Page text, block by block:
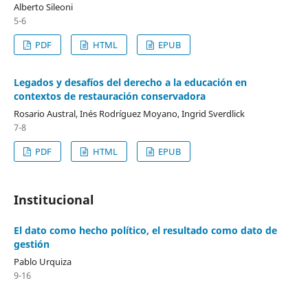
Alberto Sileoni
5-6
PDF
HTML EPUB
Legados y desafíos del derecho a la educación en
contextos de restauración conservadora
Rosario Austral, Inés Rodríguez Moyano, Ingrid Sverdlick
7-8
PDF
HTML EPUB
Institucional
El dato como hecho político, el resultado como dato de
gestión
Pablo Urquiza
9-16